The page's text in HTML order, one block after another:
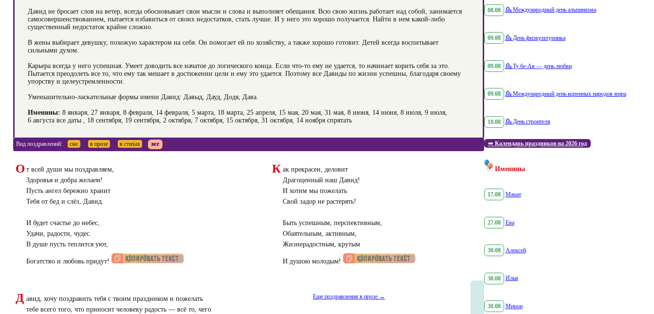
Давид не бросает слов на ветер, всегда обосновывает свои мысли и слова и выполняет обещания. Всю свою жизнь работает над собой, занимается
самосовершенствованием, пытается избавиться от своих недостатков, стать лучше. И у него это хорошо получается. Найти в нем какой-либо
существенный недостаток крайне сложно.
В жены выбирает девушку, похожую характером на себя. Он помогает ей по хозяйству, а также хорошо готовит. Детей всегда воспитывает
сильными духом.
Карьера всегда у него успешная. Умеет доводить все начатое до логического конца. Если что-то ему не удается, то начинает корить себя за это.
Пытается преодолеть все то, что ему так мешает в достижении цели и ему это удается. Поэтому все Давиды по жизни успешны, благодаря своему
упорству и целеустремленности.
Уменьшительно-ласкательные формы имени Давид: Давыд, Дауд, Додя, Дава.
Именины: 8 января, 27 января, 8 февраля, 14 февраля, 5 марта, 18 марта, 25 апреля, 15 мая, 20 мая, 31 мая, 8 июня, 14 июня, 8 июля, 9 июля,
6 августа все даты , 18 сентября, 19 сентября, 2 октября, 7 октября, 15 октября, 31 октября, 14 ноября спрятать
Вид поздравлений: смс в прозе в стихах все
О т всей души мы поздравляем,
Здоровья и добра желаем!
Пусть ангел бережно хранит
Тебя от бед и слёз, Давид.
И будет счастье до небес,
Удачи, радости, чудес.
В душе пусть теплится уют,
Богатство и любовь придут!
К ак прекрасен, деловит
Драгоценный наш Давид!
И хотим мы пожелать
Свой задор не растерять!
Быть успешным, перспективным,
Обаятельным, активным,
Жизнерадостным, крутым
И душою молодым!
Д авид, хочу поздравить тебя с твоим праздником и пожелать
тебе всего того, что приносит человеку радость — всё то, чего
Еще поздравления в прозе →
08.08 💁 Международный день альпинизма
09.08 💁 День физкультурника
09.08 💁 Ту бе-Ав — день любви
09.08 💁 Международный день коренных народов мира
10.08 💁 День строителя
➡️ Календарь праздников на 2026 год
Именины
17.08 Марат
27.08 Ева
30.08 Алексей
30.08 Илья
30.08 Мирон